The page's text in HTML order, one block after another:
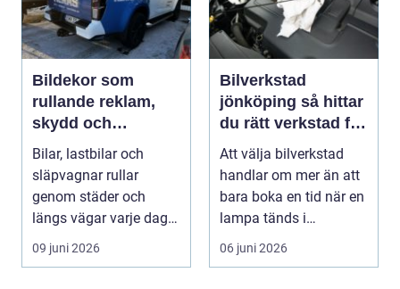
Bildekor som
rullande reklam,
skydd och
personlig stil
Bilar, lastbilar och
släpvagnar rullar
genom städer och
längs vägar varje dag.
De passerar tusentals...
09 juni 2026
Bilverkstad
jönköping så hittar
du rätt verkstad för
din bil
Att välja bilverkstad
handlar om mer än att
bara boka en tid när en
lampa tänds i
instrumentpanelen....
06 juni 2026